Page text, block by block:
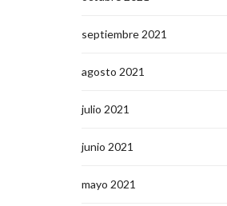
septiembre 2021
agosto 2021
julio 2021
junio 2021
mayo 2021